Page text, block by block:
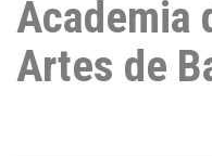
Academia
Artes de